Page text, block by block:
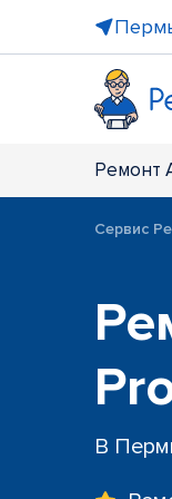
Ремонт
Сервис
В